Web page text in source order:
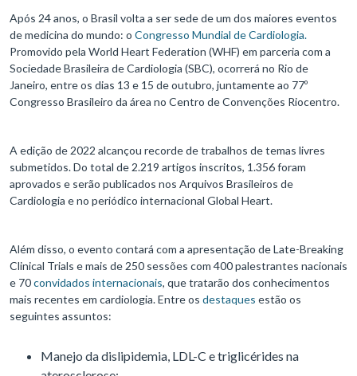
Após 24 anos, o Brasil volta a ser sede de um dos maiores eventos
de medicina do mundo: o Congresso Mundial de Cardiologia.
Promovido pela World Heart Federation (WHF) em parceria com a
Sociedade Brasileira de Cardiologia (SBC), ocorrerá no Rio de
Janeiro, entre os dias 13 e 15 de outubro, juntamente ao 77º
Congresso Brasileiro da área no Centro de Convenções Riocentro.
A edição de 2022 alcançou recorde de trabalhos de temas livres
submetidos. Do total de 2.219 artigos inscritos, 1.356 foram
aprovados e serão publicados nos Arquivos Brasileiros de
Cardiologia e no periódico internacional Global Heart.
Além disso, o evento contará com a apresentação de Late-Breaking
Clinical Trials e mais de 250 sessões com 400 palestrantes nacionais
e 70convidados internacionais, que tratarão dos conhecimentos
mais recentes em cardiologia. Entre os destaques estão os
seguintes assuntos:
Manejo da dislipidemia, LDL-C e triglicérides na